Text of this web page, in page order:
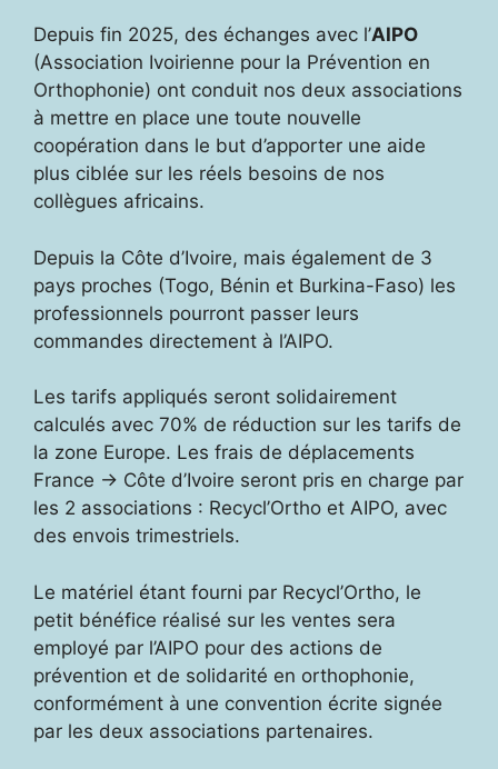
Depuis fin 2025, des échanges avec l’AIPO
(Association Ivoirienne pour la Prévention en
Orthophonie) ont conduit nos deux associations
à mettre en place une toute nouvelle
coopération dans le but d’apporter une aide
plus ciblée sur les réels besoins de nos
collègues africains.
Depuis la Côte d’Ivoire, mais également de 3
pays proches (Togo, Bénin et Burkina-Faso) les
professionnels pourront passer leurs
commandes directement à l’AIPO.
Les tarifs appliqués seront solidairement
calculés avec 70% de réduction sur les tarifs de
la zone Europe. Les frais de déplacements
France -> Côte d’Ivoire seront pris en charge par
les 2 associations : Recycl’Ortho et AIPO, avec
des envois trimestriels.
Le matériel étant fourni par Recycl’Ortho, le
petit bénéfice réalisé sur les ventes sera
employé par l’AIPO pour des actions de
prévention et de solidarité en orthophonie,
conformément à une convention écrite signée
par les deux associations partenaires.